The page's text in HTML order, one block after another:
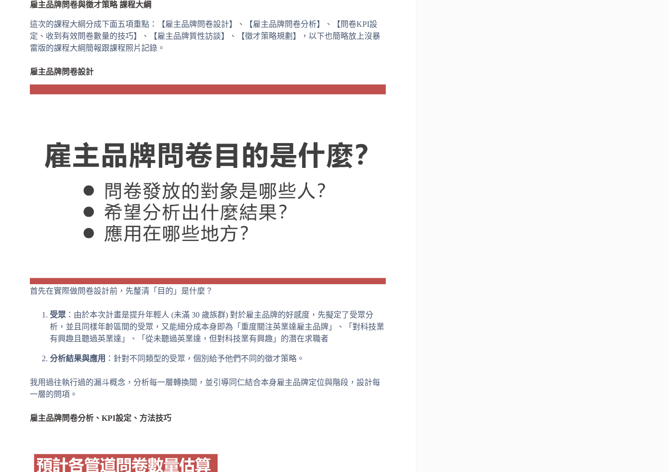
雇主品牌問卷與徵才策略 課程大綱
這次的課程大綱分成下面五項重點：【雇主品牌問卷設計】、【雇主品牌問卷分析】、【問卷KPI設
定、收到有效問卷數量的技巧】、【雇主品牌質性訪談】、【徵才策略規劃】，以下也簡略放上沒暴
雷版的課程大綱簡報跟課程照片記錄。
雇主品牌問卷設計
首先在實際做問卷設計前，先釐清「目的」是什麼？
受眾 ：由於本次計畫是提升年輕人 (未滿 30 歲族群) 對於雇主品牌的好感度，先擬定了受眾分
析，並且同樣年齡區間的受眾，又能細分成本身即為「重度關注英業達雇主品牌」、「對科技業
有興趣且聽過英業達」、「從未聽過英業達，但對科技業有興趣」的潛在求職者
分析結果與應用 ：針對不同類型的受眾，個別給予他們不同的徵才策略。
我用過往執行過的漏斗概念，分析每一層轉換間，並引導同仁結合本身雇主品牌定位與階段，設計每
一層的問項。
雇主品牌問卷分析、KPI設定、方法技巧